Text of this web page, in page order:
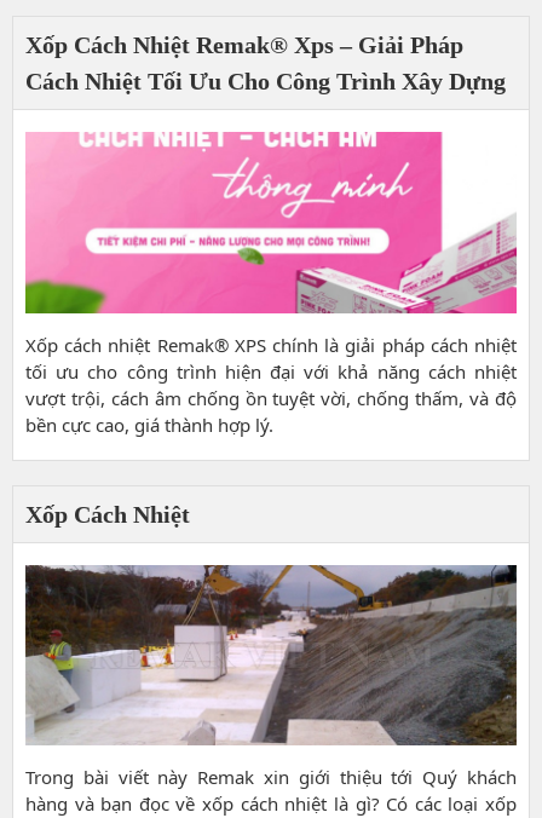
Xốp Cách Nhiệt Remak® Xps – Giải Pháp
Cách Nhiệt Tối Ưu Cho Công Trình Xây Dựng
Xốp cách nhiệt Remak® XPS chính là giải pháp cách nhiệt
tối ưu cho công trình hiện đại với khả năng cách nhiệt
vượt trội, cách âm chống ồn tuyệt vời, chống thấm, và độ
bền cực cao, giá thành hợp lý.
Xốp Cách Nhiệt
Trong bài viết này Remak xin giới thiệu tới Quý khách
hàng và bạn đọc về xốp cách nhiệt là gì? Có các loại xốp